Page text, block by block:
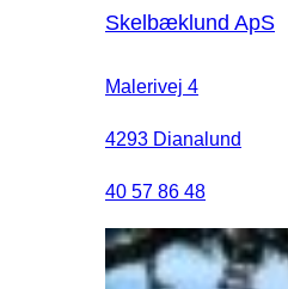
Skelbæklund ApS
Malerivej 4
4293 Dianalund
40 57 86 48